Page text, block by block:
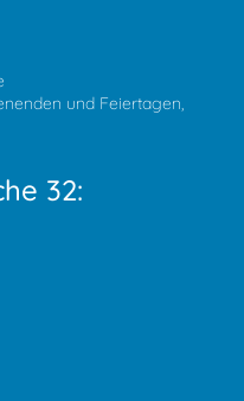
und Feiertagen,
32: